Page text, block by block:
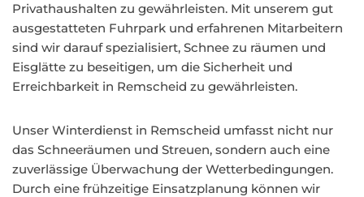
Privathaushalten zu gewährleisten. Mit unserem gut
ausgestatteten Fuhrpark und erfahrenen Mitarbeitern
sind wir darauf spezialisiert, Schnee zu räumen und
Eisglätte zu beseitigen, um die Sicherheit und
Erreichbarkeit in Remscheid zu gewährleisten.
Unser Winterdienst in Remscheid umfasst nicht nur
das Schneeräumen und Streuen, sondern auch eine
zuverlässige Überwachung der Wetterbedingungen.
Durch eine frühzeitige Einsatzplanung können wir